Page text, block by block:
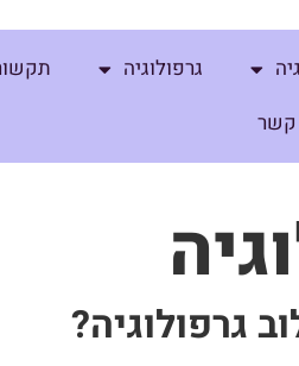
גרפולוגיה
קשר
גרפולוגיה?